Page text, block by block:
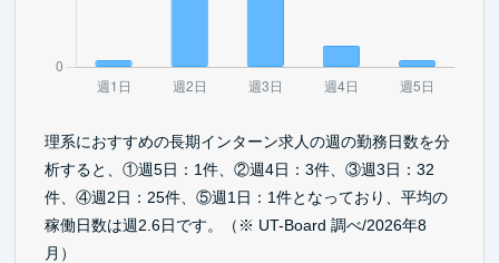
理系におすすめの長期インターン求人の週の勤務日数を分
析すると、①週5日：1件、②週4日：3件、③週3日：32
件、④週2日：25件、⑤週1日：1件となっており、平均の
稼働日数は週2.6日です。（※ UT-Board 調べ/2026年8
月）